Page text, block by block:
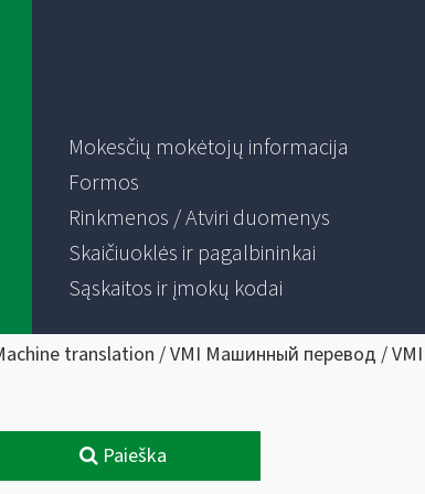
Mokesčių mokėtojų informacija
Formos
Rinkmenos / Atviri duomenys
Skaičiuoklės ir pagalbininkai
Sąskaitos ir įmokų kodai
translation / VMI Машинный перевод /
Paieška